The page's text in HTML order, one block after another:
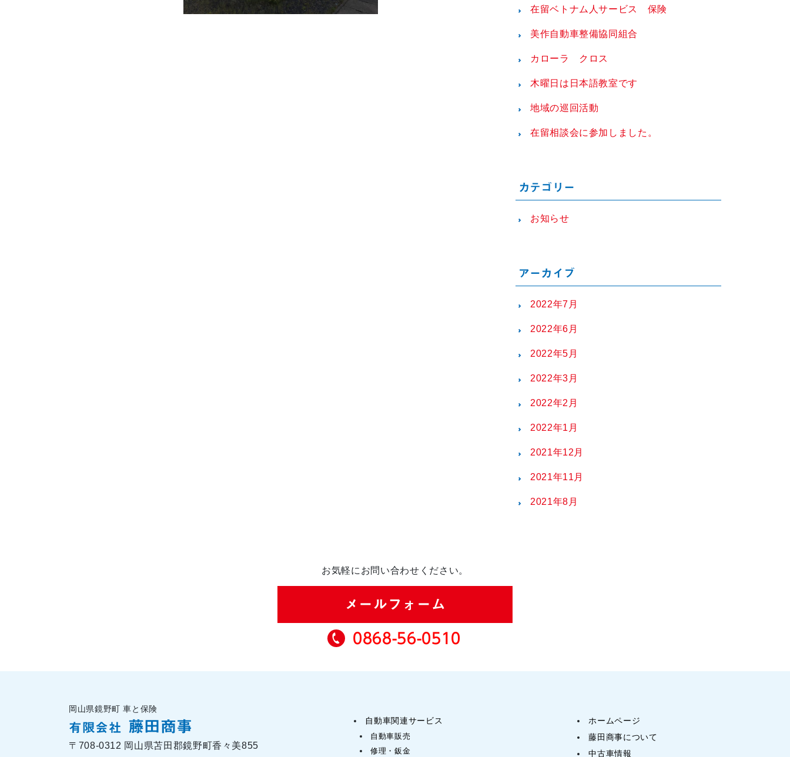
在留ベトナム人サービス 保険
美作自動車整備協同組合
カローラ クロス
木曜日は日本語教室です
地域の巡回活動
在留相談会に参加しました。
カテゴリー
お知らせ
アーカイブ
2022年7月
2022年6月
2022年5月
2022年3月
2022年2月
2022年1月
2021年12月
2021年11月
2021年8月
お気軽にお問い合わせください。
メールフォーム
0868-56-0510
岡山県鏡野町 車と保険
有限会社 藤田商事
〒708-0312 岡山県苫田郡鏡野町香々美855
自動車関連サービス
自動車販売
修理・鈑金
ホームページ
藤田商事について
中古車情報